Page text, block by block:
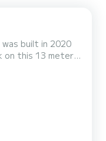
built in 2020